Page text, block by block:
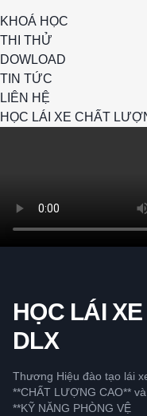
KHOÁ HỌC
THI THỬ
DOWLOAD
TIN TỨC
LIÊN HỆ
HỌC LÁI XE CHẤT
HỌC LÁI XE
DLX
Thương Hiệu đào tạo lái
**CHẤT LƯỢNG CAO** và
**KỸ NĂNG PHÒNG VỆ